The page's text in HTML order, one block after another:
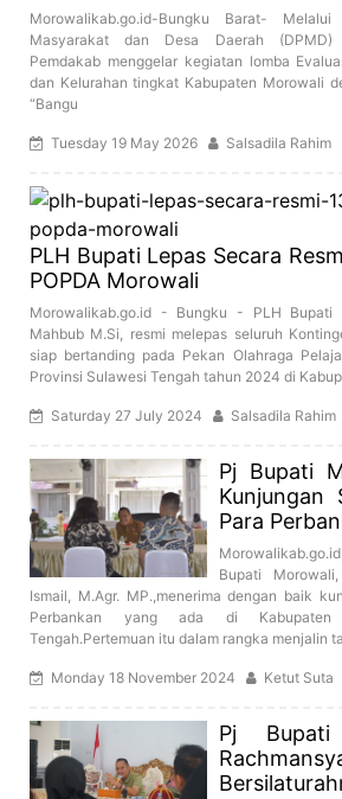
Morowalikab.go.id-Bungku Barat- Melalui
Masyarakat dan Desa Daerah (DPMD)
Pemdakab menggelar kegiatan lomba
dan Kelurahan tingkat Kabupaten Morowali
“Bangu
Tuesday 19 May 2026 Salsadila Rahim
PLH Bupati Lepas Secara
POPDA Morowali
Morowalikab.go.id - Bungku - PLH Bupati
Mahbub M.Si, resmi melepas seluruh
siap bertanding pada Pekan Olahraga
Provinsi Sulawesi Tengah tahun 2024 di
Saturday 27 July 2024 Salsadila Rahim
Pj Bupati
Kunjungan
Para
Bupati
Ismail, M.Agr. MP.,menerima dengan baik
Perbankan yang ada di Kabupaten
Tengah.Pertemuan itu dalam rangka menjalin
Monday 18 November 2024 Ketut Suta
Pj